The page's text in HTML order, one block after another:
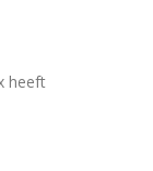
heeft